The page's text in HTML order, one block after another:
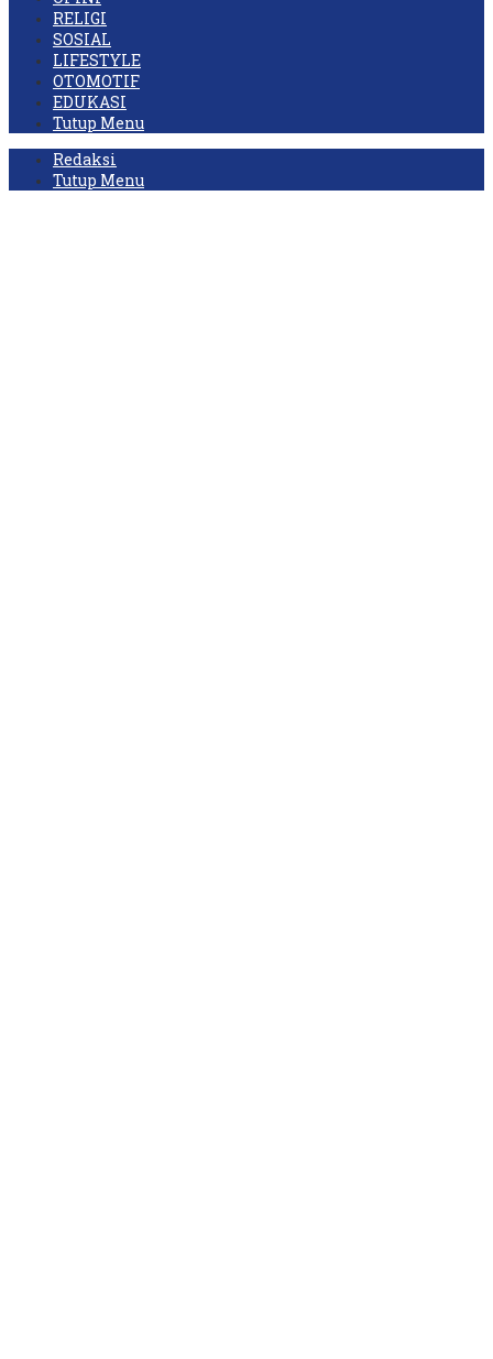
RELIGI
SOSIAL
LIFESTYLE
OTOMOTIF
EDUKASI
Tutup Menu
Redaksi
Tutup Menu